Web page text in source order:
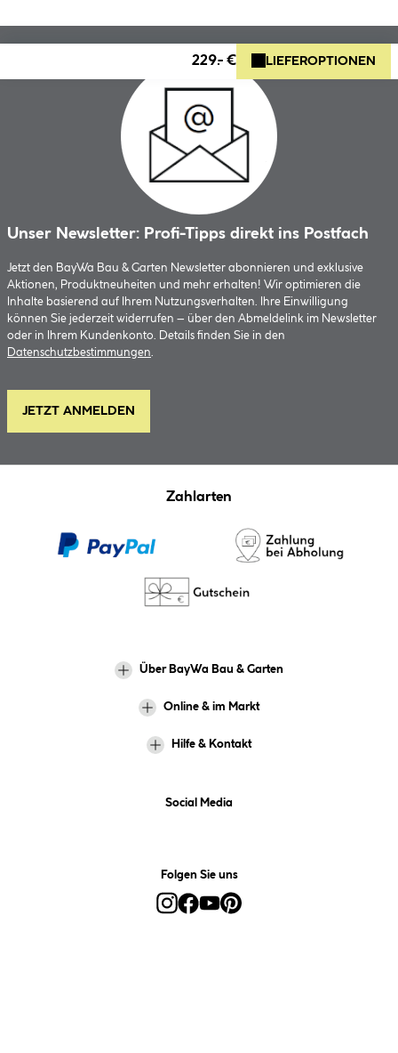
229.- € LIEFEROPTIONEN
Unser Newsletter: Profi-Tipps direkt ins Postfach
Jetzt den BayWa Bau & Garten Newsletter abonnieren und exklusive
Aktionen, Produktneuheiten und mehr erhalten! Wir optimieren die
Inhalte basierend auf Ihrem Nutzungsverhalten. Ihre Einwilligung
können Sie jederzeit widerrufen – über den Abmeldelink im Newsletter
oder in Ihrem Kundenkonto. Details finden Sie in den
Datenschutzbestimmungen.
JETZT ANMELDEN
Zahlarten
Über BayWa Bau & Garten
Online & im Markt
Hilfe & Kontakt
Social Media
Folgen Sie uns